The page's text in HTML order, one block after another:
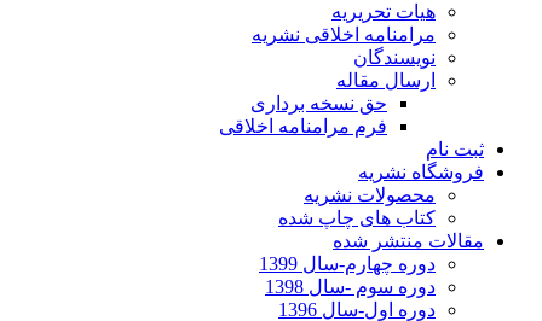
هیات تحریریه
مرامنامه اخلاقی نشریه
نویسندگان
ارسال مقاله
حق نسخه برداری
فرم مرامنامه اخلاقی
ثبت نام
فروشگاه نشریه
محصولات نشریه
کتاب های چاپ شده
مقالات منتشر شده
دوره چهارم-سال 1399
دوره سوم -سال 1398
دوره اول-سال 1396